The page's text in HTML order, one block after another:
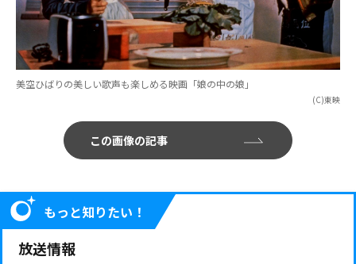
美空ひばりの美しい歌声も楽しめる映画「娘の中の娘」
(C)東映
この画像の記事
もっと知りたい！
放送情報